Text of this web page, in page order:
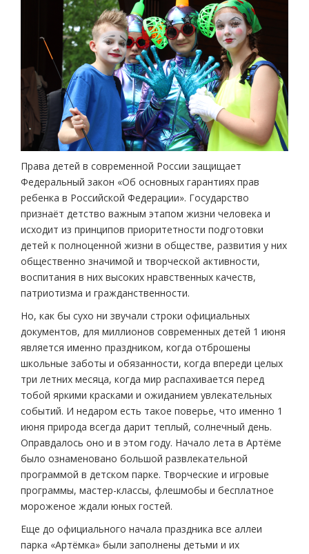
Права детей в современной России защищает
Федеральный закон «Об основных гарантиях прав
ребенка в Российской Федерации». Государство
признаёт детство важным этапом жизни человека и
исходит из принципов приоритетности подготовки
детей к полноценной жизни в обществе, развития у них
общественно значимой и творческой активности,
воспитания в них высоких нравственных качеств,
патриотизма и гражданственности.
Но, как бы сухо ни звучали строки официальных
документов, для миллионов современных детей 1 июня
является именно праздником, когда отброшены
школьные заботы и обязанности, когда впереди целых
три летних месяца, когда мир распахивается перед
тобой яркими красками и ожиданием увлекательных
событий. И недаром есть такое поверье, что именно 1
июня природа всегда дарит теплый, солнечный день.
Оправдалось оно и в этом году. Начало лета в Артёме
было ознаменовано большой развлекательной
программой в детском парке. Творческие и игровые
программы, мастер-классы, флешмобы и бесплатное
мороженое ждали юных гостей.
Еще до официального начала праздника все аллеи
парка «Артёмка» были заполнены детьми и их